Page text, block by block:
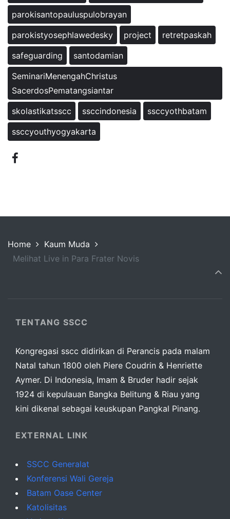
parokisantopauluspulobrayan
parokistyosephlawedesky
project
retretpaskah
safeguarding
santodamian
SeminariMenengahChristus
SacerdosPematangsiantar
skolastikatsscc
ssccindonesia
ssccyothbatam
ssccyouthyogyakarta
Home
Kaum Muda
Melihat Live in Para Frater Novis
TENTANG SSCC
Kongregasi sscc didirikan di Perancis pada malam
Natal tahun 1800 oleh Piere Coudrin & Henriette
Aymer. Di Indonesia, Imam & Bruder hadir sejak
1924 di kepulauan Bangka Belitung & Riau yang
kini dikenal sebagai keuskupan Pangkal Pinang.
EXTERNAL LINK
SSCC Generalat
Konferensi Wali Gereja
Batam Oase Center
Katolisitas